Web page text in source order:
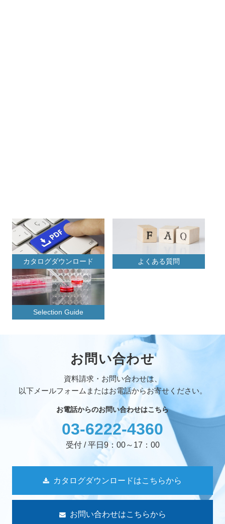
カタログダウンロード よくある質問
Selection Guide
お問い合わせ
資料請求・お問い合わせは、
以下メールフォームまたはお電話からお寄せください。
お電話からのお問い合わせはこちら
03-6222-4360
受付 / 平日9：00～17：00
カタログダウンロードはこちらから
お問い合わせはこちらから